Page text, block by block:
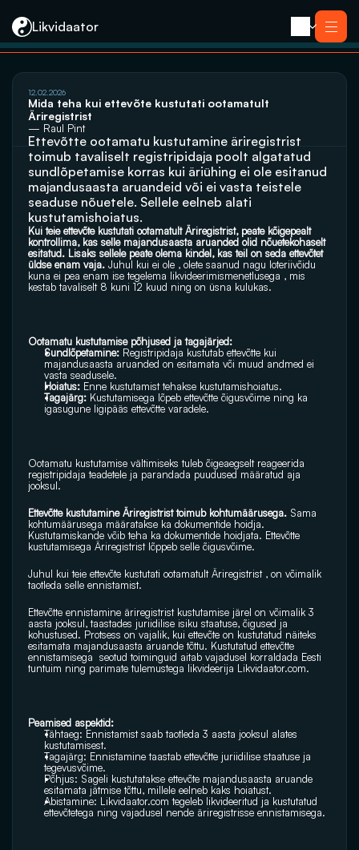
Likvidaator
Ликвидация с продажей
Ликвидация компании
Реорганизация
Банкротство
Закрытие компании e-резидента
Kontakt
12.02.2026
Mida teha kui ettevõte kustutati ootamatult
Äriregistrist
— Raul Pint
Ettevõtte ootamatu kustutamine äriregistrist
toimub tavaliselt registripidaja poolt algatatud
sundlõpetamise korras kui äriühing ei ole esitanud
majandusaasta aruandeid või ei vasta teistele
seaduse nõuetele. Sellele eelneb alati
kustutamishoiatus.
Kui teie ettevõte kustutati ootamatult Äriregistrist, peate kõigepealt
kontrollima, kas selle majandusaasta aruanded olid nõuetekohaselt
esitatud. Lisaks sellele peate olema kindel, kas teil on seda ettevõtet
üldse enam vaja. Juhul kui ei ole , olete saanud nagu loteriivõidu
kuna ei pea enam ise tegelema likvideerimismenetlusega , mis
kestab tavaliselt 8 kuni 12 kuud ning on üsna kulukas.
Ootamatu kustutamise põhjused ja tagajärjed:
Sundlõpetamine: Registripidaja kustutab ettevõtte kui
majandusaasta aruanded on esitamata või muud andmed ei
vasta seadusele.
Hoiatus: Enne kustutamist tehakse kustutamishoiatus.
Tagajärg: Kustutamisega lõpeb ettevõtte õigusvõime ning ka
igasugune ligipääs ettevõtte varadele.
Ootamatu kustutamise vältimiseks tuleb õigeaegselt reageerida
registripidaja teadetele ja parandada puudused määratud aja
jooksul.
Ettevõtte kustutamine Äriregistrist toimub kohtumäärusega. Sama
kohtumäärusega määratakse ka dokumentide hoidja.
Kustutamiskande võib teha ka dokumentide hoidjata. Ettevõtte
kustutamisega Äriregistrist lõppeb selle õigusvõime.
Juhul kui teie ettevõte kustutati ootamatult Äriregistrist , on võimalik
taotleda selle ennistamist.
Ettevõtte ennistamine äriregistrist kustutamise järel on võimalik 3
aasta jooksul, taastades juriidilise isiku staatuse, õigused ja
kohustused. Protsess on vajalik, kui ettevõte on kustutatud näiteks
esitamata majandusaasta aruande tõttu. Kustutatud ettevõtte
ennistamisega  seotud toiminguid aitab vajadusel korraldada Eesti
tuntuim ning parimate tulemustega likvideerija Likvidaator.com.
Peamised aspektid:
Tähtaeg: Ennistamist saab taotleda 3 aasta jooksul alates
kustutamisest.
Tagajärg: Ennistamine taastab ettevõtte juriidilise staatuse ja
tegevusvõime.
Põhjus: Sageli kustutatakse ettevõte majandusaasta aruande
esitamata jätmise tõttu, millele eelneb kaks hoiatust.
Abistamine: Likvidaator.com tegeleb likvideeritud ja kustutatud
ettevõtetega ning vajadusel nende äriregistrisse ennistamisega.